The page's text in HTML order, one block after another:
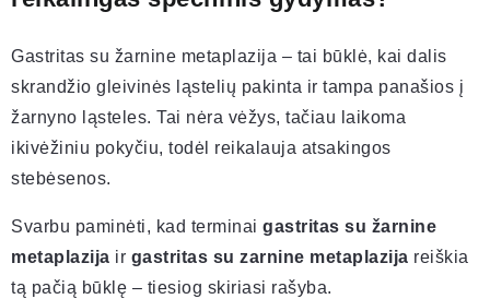
Gastritas su žarnine metaplazija – tai būklė, kai dalis
skrandžio gleivinės ląstelių pakinta ir tampa panašios į
žarnyno ląsteles. Tai nėra vėžys, tačiau laikoma
ikivėžiniu pokyčiu, todėl reikalauja atsakingos
stebėsenos.
Svarbu paminėti, kad terminai gastritas su žarnine
metaplazija ir gastritas su zarnine metaplazija reiškia
tą pačią būklę – tiesiog skiriasi rašyba.